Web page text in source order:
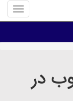
منوی
سایت
ثبت
در